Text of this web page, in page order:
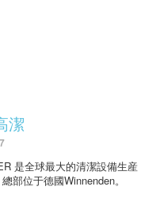
潔
是全球最大的清潔設備生産
部位于德國Winnenden。